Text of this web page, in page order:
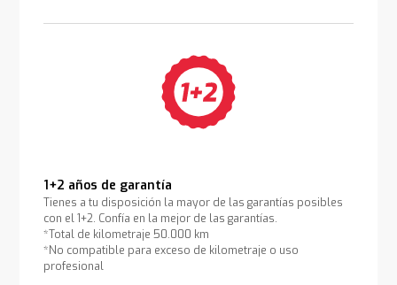
1+2 años de garantía
Tienes a tu disposición la mayor de las garantías posibles
con el 1+2. Confía en la mejor de las garantías.
*Total de kilometraje 50.000 km
*No compatible para exceso de kilometraje o uso
profesional